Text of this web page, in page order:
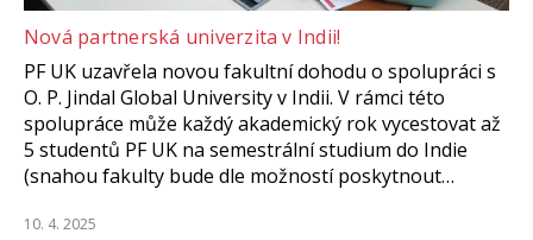
Nová partnerská univerzita v Indii!
PF UK uzavřela novou fakultní dohodu o spolupráci s
O. P. Jindal Global University v Indii. V rámci této
spolupráce může každý akademický rok vycestovat až
5 studentů PF UK na semestrální studium do Indie
(snahou fakulty bude dle možností poskytnout…
10. 4. 2025